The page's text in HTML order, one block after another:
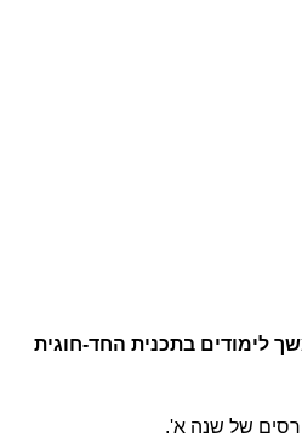
לימודים בתכנית החד-חוגית